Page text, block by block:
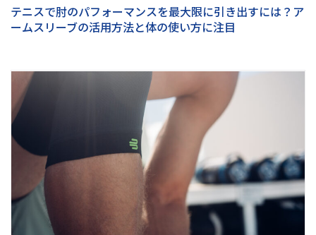
テニスで肘のパフォーマンスを最大限に引き出すには？ア
ームスリーブの活用方法と体の使い方に注目